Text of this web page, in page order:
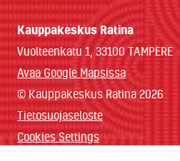
Kauppakeskus Ratina
Vuolteenkatu 1, 33100 TAMPERE
Avaa Google Mapsissa
© Kauppakeskus Ratina 2026
Tietosuojaseloste
Cookies Settings